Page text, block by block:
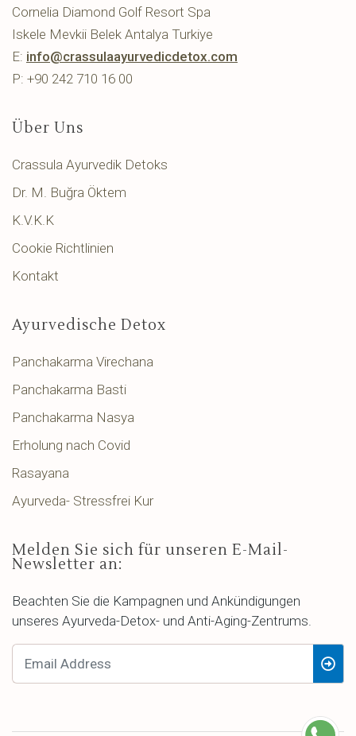
Cornelia Diamond Golf Resort Spa
Iskele Mevkii Belek Antalya Turkiye
E: info@crassulaayurvedicdetox.com
P: +90 242 710 16 00
Über Uns
Crassula Ayurvedik Detoks
Dr. M. Buğra Öktem
K.V.K.K
Cookie Richtlinien
Kontakt
Ayurvedische Detox
Panchakarma Virechana
Panchakarma Basti
Panchakarma Nasya
Erholung nach Covid
Rasayana
Ayurveda- Stressfrei Kur
Melden Sie sich für unseren E-Mail-
Newsletter an:
Beachten Sie die Kampagnen und Ankündigungen
unseres Ayurveda-Detox- und Anti-Aging-Zentrums.